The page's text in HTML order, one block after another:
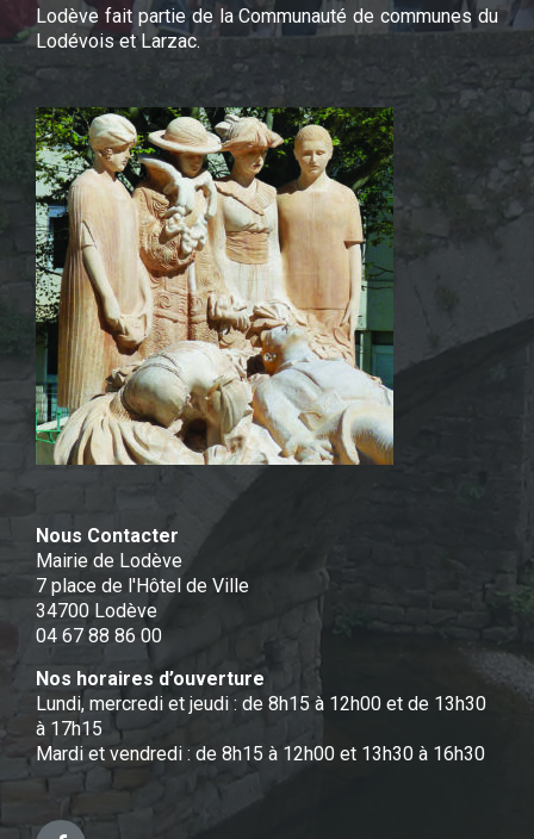
Lodève fait partie de la Communauté de communes du
Lodévois et Larzac.
Nous Contacter
Mairie de Lodève
7 place de l'Hôtel de Ville
34700 Lodève
04 67 88 86 00
Nos horaires d’ouverture
Lundi, mercredi et jeudi : de 8h15 à 12h00 et de 13h30
à 17h15
Mardi et vendredi : de 8h15 à 12h00 et 13h30 à 16h30